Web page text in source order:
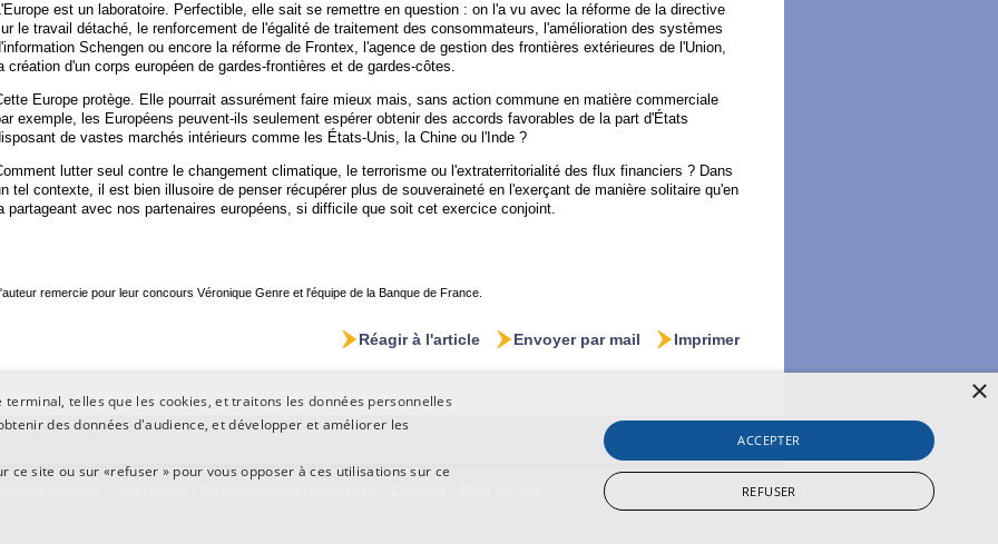
est un laboratoire. Perfectible, elle sait se remettre en question : on l'a vu avec la réforme de la directive
le travail détaché, le renforcement de l'égalité de traitement des consommateurs, l'amélioration des systèmes
Schengen ou encore la réforme de Frontex, l'agence de gestion des frontières extérieures de l'Union,
création d'un corps européen de gardes-frontières et de gardes-côtes.
Europe protège. Elle pourrait assurément faire mieux mais, sans action commune en matière commerciale
exemple, les Européens peuvent-ils seulement espérer obtenir des accords favorables de la part d'États
de vastes marchés intérieurs comme les États-Unis, la Chine ou l'Inde ?
lutter seul contre le changement climatique, le terrorisme ou l'extraterritorialité des flux financiers ? Dans
tel contexte, il est bien illusoire de penser récupérer plus de souveraineté en l'exerçant de manière solitaire qu'en
partageant avec nos partenaires européens, si difficile que soit cet exercice conjoint.
remercie pour leur concours Véronique Genre et l'équipe de la Banque de France.
Imprimer
Envoyer par mail
Réagir à l'article
telles que les cookies, et traitons les données personnelles
des données d'audience, et développer et améliorer les
site ou sur «refuser » pour vous opposer à ces utilisations sur ce
ACCEPTER
REFUSER
×